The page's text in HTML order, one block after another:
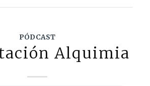
PÓDCAST
Alquimia